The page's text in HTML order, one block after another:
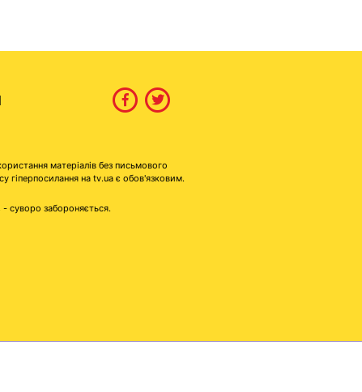
матеріалів без письмового
на tv.ua є обов'язковим.
- суворо забороняється.